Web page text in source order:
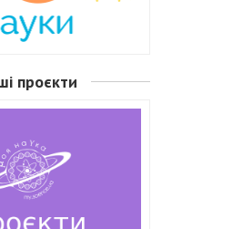
проєкти